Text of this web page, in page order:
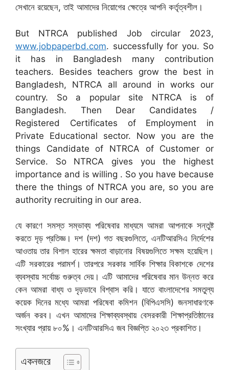
সেখানে রয়েছেন, তাই আমাদের নিয়োগের ক্ষেত্রে আপনি কর্তৃত্বশীল।
But NTRCA published Job circular 2023,
www.jobpaperbd.com. successfully for you. So
it has in Bangladesh many contribution
teachers. Besides teachers grow the best in
Bangladesh, NTRCA all around in works our
country. So a popular site NTRCA is of
Bangladesh. Then Dear Candidates /
Registered Certificates of Employment in
Private Educational sector. Now you are the
things Candidate of NTRCA of Customer or
Service. So NTRCA gives you the highest
importance and is willing . So you have because
there the things of NTRCA you are, so you are
authority recruiting in our area.
যে কারণে সমস্ত সম্ভাব্য পরিষেবার মাধ্যমে আমরা আপনাকে সন্তুষ্ট
করতে দৃড় প্রতিজ্ঞ। দশ (দশ) গত বছরগুলিতে, এনটিআরসিএ নির্দেশের
আওতায় তার বিশাল হারের ক্ষমতা বাড়ানোর বিষয়গুলিতে সক্ষম হয়েছিল।
এটি সরকারের পরামর্শ। তারপরে সরকার সার্বিক শিক্ষার বিকাশকে দেশের
ব্যবস্থায় সর্বোচ্চ গুরুত্ব দেয়। এটি আমাদের পরিষেবার মান উন্নত করে
কেন আমরা বাধ্য ও দৃড়ভাবে বিশ্বাস করি। যাতে বাংলাদেশের সমতুল্য
কয়েক দিনের মধ্যে আমরা পরিষেবা কমিশন (বিপিএসসি) জনসাধারণকে
অর্জন করব। এখন আমাদের শিক্ষাব্যবস্থায় বেসরকারী শিক্ষাপ্রতিষ্ঠানের
সংখ্যার প্রায় ৮০%। এনটিআরসিএ জব বিজ্ঞপ্তি ২০২৩ প্রকাশিত।
একনজরে